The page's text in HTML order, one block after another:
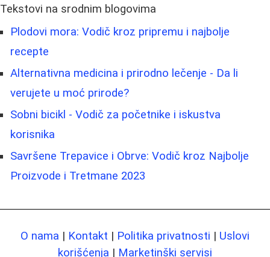
Tekstovi na srodnim blogovima
Plodovi mora: Vodič kroz pripremu i najbolje
recepte
Alternativna medicina i prirodno lečenje - Da li
verujete u moć prirode?
Sobni bicikl - Vodič za početnike i iskustva
korisnika
Savršene Trepavice i Obrve: Vodič kroz Najbolje
Proizvode i Tretmane 2023
O nama | Kontakt | Politika privatnosti | Uslovi
korišćenja | Marketinški servisi